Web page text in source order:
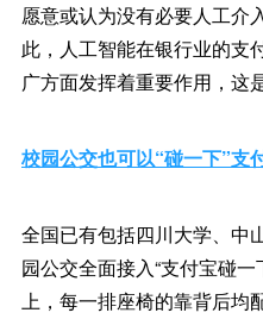
愿意或认为没有必要人工介
此，人工智能在银行业的支
广方面发挥着重要作用，这
校园公交也可以“碰一下”支
全国已有包括四川大学、中
园公交全面接入“支付宝碰
上，每一排座椅的靠背后均